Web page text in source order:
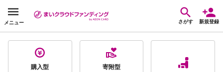
メニュー さがす 新規登録
購入型
寄附型